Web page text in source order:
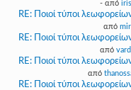
- από
RE: Ποιοί τύποι
από
RE: Ποιοί τύποι
από
RE: Ποιοί τύποι
από
RE: Ποιοί τύποι